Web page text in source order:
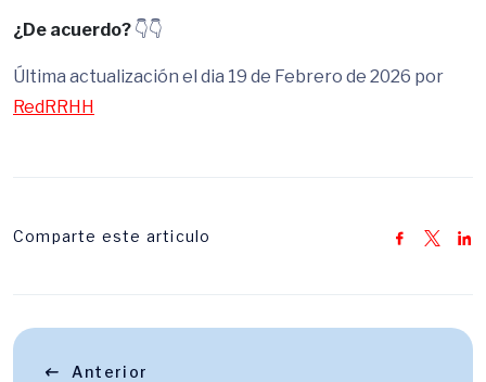
¿De acuerdo? 👇👇
Última actualización el dia 19 de Febrero de 2026 por
RedRRHH
Comparte este articulo
Anterior